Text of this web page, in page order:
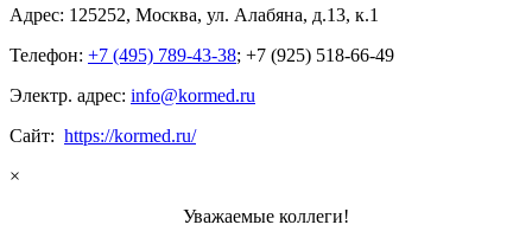
Адрес: 125252, Москва, ул. Алабяна, д.13, к.1
Телефон: +7 (495) 789-43-38; +7 (925) 518-66-49
Электр. адрес: info@kormed.ru
Сайт: https://kormed.ru/
×
Уважаемые коллеги!